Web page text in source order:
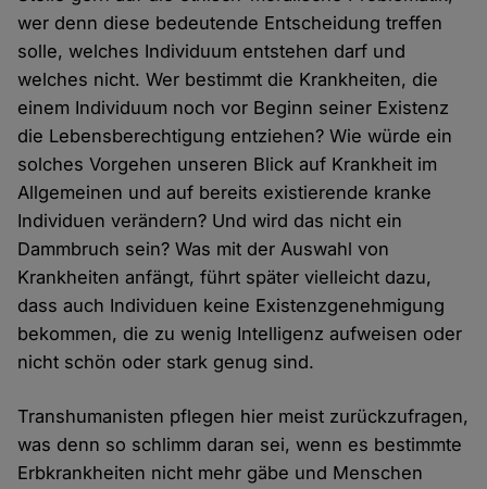
wer denn diese bedeutende Entscheidung treffen
solle, welches Individuum entstehen darf und
welches nicht. Wer bestimmt die Krankheiten, die
einem Individuum noch vor Beginn seiner Existenz
die Lebensberechtigung entziehen? Wie würde ein
solches Vorgehen unseren Blick auf Krankheit im
Allgemeinen und auf bereits existierende kranke
Individuen verändern? Und wird das nicht ein
Dammbruch sein? Was mit der Auswahl von
Krankheiten anfängt, führt später vielleicht dazu,
dass auch Individuen keine Existenzgenehmigung
bekommen, die zu wenig Intelligenz aufweisen oder
nicht schön oder stark genug sind.
Transhumanisten pflegen hier meist zurückzufragen,
was denn so schlimm daran sei, wenn es bestimmte
Erbkrankheiten nicht mehr gäbe und Menschen